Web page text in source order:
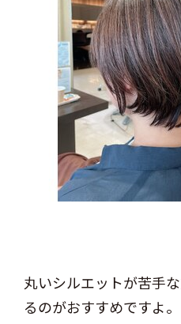
丸いシルエットが苦手
るのがおすすめですよ。